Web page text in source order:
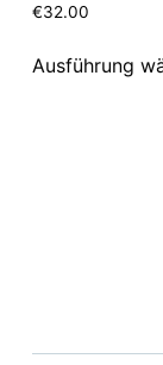
€32.00
Ausführung